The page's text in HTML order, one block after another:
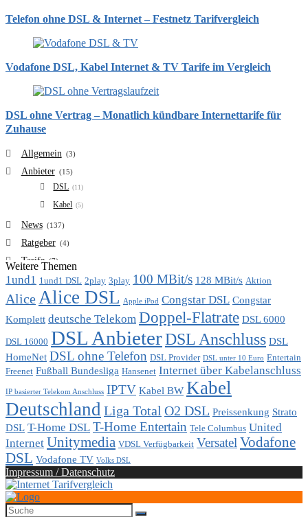
Telefon ohne DSL & Internet – Festnetz Tarifvergleich
Vodafone DSL, Kabel Internet & TV Tarife im Vergleich
DSL ohne Vertrag – Monatlich kündbare Internettarife für
Zuhause
Allgemein (3)
Anbieter (15)
DSL (11)
Kabel (5)
News (137)
Ratgeber (4)
Tarife (7)
VDSL (6)
Vergleich (7)
Weitere Themen
1und1 1und1 DSL 2play 3play 100 MBit/s 128 MBit/s Aktion
AliceAlice DSL Apple iPod Congstar DSL Congstar
Komplett deutsche Telekom Doppel-Flatrate DSL 6000
DSL 16000 DSL AnbieterDSL Anschluss DSL
HomeNet DSL ohne Telefon DSL Provider DSL unter 10 Euro Entertain
Freenet Fußball Bundesliga Hansenet Internet über Kabelanschluss
IP basierter Telekom Anschluss IPTV Kabel BW Kabel
Deutschland Liga Total O2 DSL Preissenkung Strato
DSL T-Home DSL T-Home Entertain Tele Columbus United
Internet Unitymedia VDSL Verfügbarkeit Versatel Vodafone
DSL Vodafone TV Volks DSL
Impressum / Datenschutz